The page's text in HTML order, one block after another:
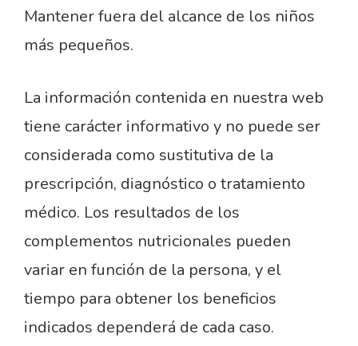
Mantener fuera del alcance de los niños
más pequeños.
La información contenida en nuestra web
tiene carácter informativo y no puede ser
considerada como sustitutiva de la
prescripción, diagnóstico o tratamiento
médico. Los resultados de los
complementos nutricionales pueden
variar en función de la persona, y el
tiempo para obtener los beneficios
indicados dependerá de cada caso.